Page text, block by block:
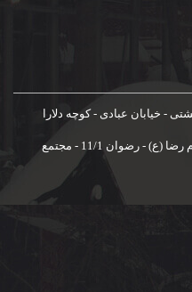
- خیابان عبادی - کوچه دلارا
مازندران - شهرستان آمل - خیابان امام رضا (ع) - رضوان 11/1 - مجتمع